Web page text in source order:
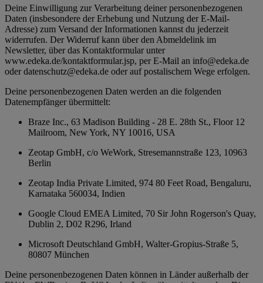
Deine Einwilligung zur Verarbeitung deiner personenbezogenen
Daten (insbesondere der Erhebung und Nutzung der E-Mail-
Adresse) zum Versand der Informationen kannst du jederzeit
widerrufen. Der Widerruf kann über den Abmeldelink im
Newsletter, über das Kontaktformular unter
www.edeka.de/kontaktformular.jsp, per E-Mail an info@edeka.de
oder datenschutz@edeka.de oder auf postalischem Wege erfolgen.
Deine personenbezogenen Daten werden an die folgenden
Datenempfänger übermittelt:
Braze Inc., 63 Madison Building - 28 E. 28th St., Floor 12
Mailroom, New York, NY 10016, USA
Zeotap GmbH, c/o WeWork, Stresemannstraße 123, 10963
Berlin
Zeotap India Private Limited, 974 80 Feet Road, Bengaluru,
Karnataka 560034, Indien
Google Cloud EMEA Limited, 70 Sir John Rogerson's Quay,
Dublin 2, D02 R296, Irland
Microsoft Deutschland GmbH, Walter-Gropius-Straße 5,
80807 München
Deine personenbezogenen Daten können in Länder außerhalb der